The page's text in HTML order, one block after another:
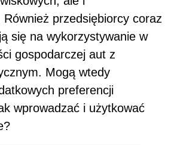
przedsiębiorcy coraz
się na wykorzystywanie w
gospodarczej aut z
Mogą wtedy
preferencji
wprowadzać i użytkować